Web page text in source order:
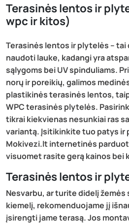
Terasinės lentos ir
wpc ir kitos)
Terasinės lentos ir plytelės – tai
naudoti lauke, kadangi yra
sąlygoms bei UV spinduliams.
norų ir poreikių, galimos
plastikinės terasinės lentos,
WPC terasinės plytelės.
tikrai kiekvienas nesunkiai ras
variantą. Įsitikinkite tuo patys ir
Mokivezi.lt internetinės
visuomet rasite gerą kainos bei
Terasinės lentos ir
Nesvarbu, ar turite didelį žemės
kiemelį, rekomenduojame jį
įsirengti jame terasą. Jos